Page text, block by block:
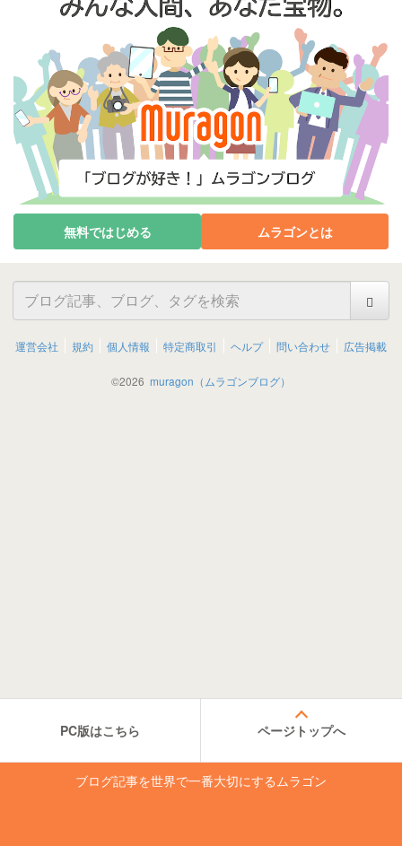
無料ではじめる ムラゴンとは
運営会社 規約 個人情報 特定商取引 ヘルプ 問い合わせ 広告掲載
©2026 muragon（ムラゴンブログ）
PC版はこちら ページトップへ
ブログ記事を世界で一番大切にするムラゴン